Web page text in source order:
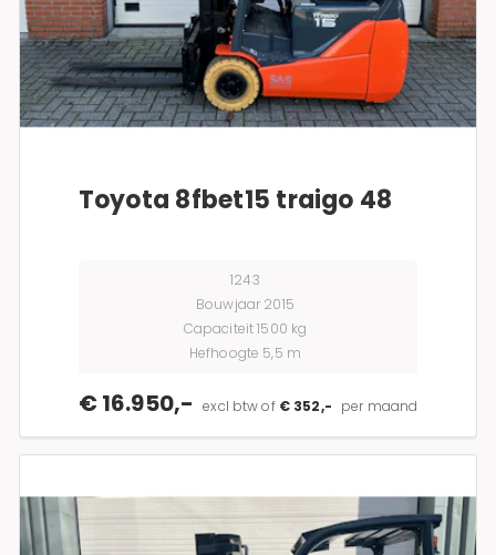
Toyota 8fbet15 traigo 48
1243
Bouwjaar 2015
Capaciteit 1500 kg
Hefhoogte 5,5 m
€ 16.950,- excl btw of € 352,- per maand